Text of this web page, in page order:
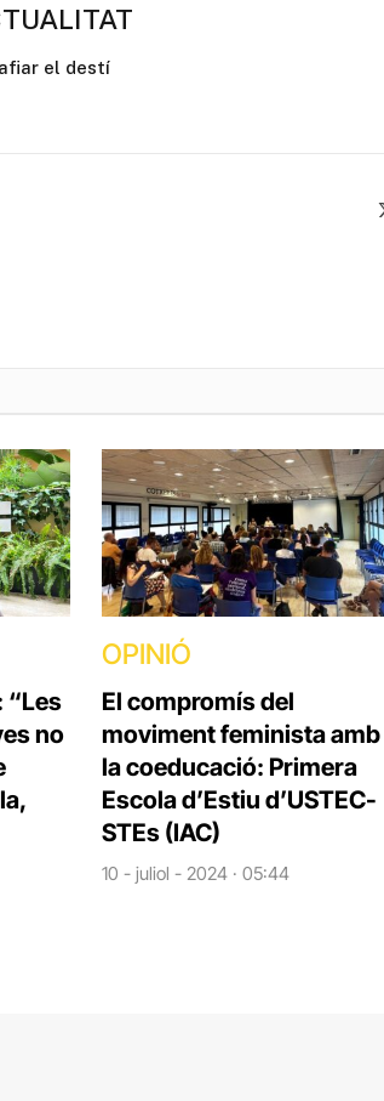
el destí
“Les
no
OPINIÓ
El compromís del
moviment feminista amb
la coeducació: Primera
Escola d’Estiu d’USTEC-
STEs (IAC)
10 - juliol - 2024 · 05:44